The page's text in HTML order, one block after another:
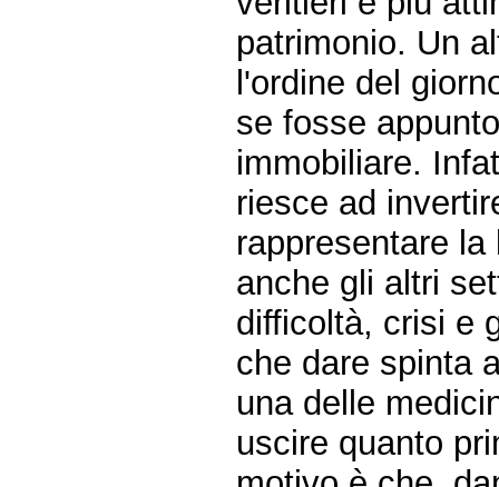
patrimonio. Un
l'ordine del
se fosse
immobiliare.
riesce ad
rappresentare
anche gli altri
difficoltà, crisi e
che dare spinta
una delle
uscire quanto